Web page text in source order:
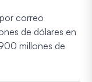
correo
de dólares en
millones de